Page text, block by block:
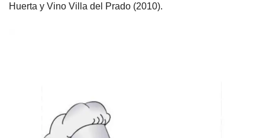
Huerta y Vino Villa del Prado (2010).